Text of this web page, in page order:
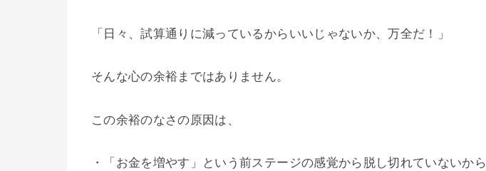
「日々、試算通りに減っているからいいじゃないか、万全だ！」
そんな心の余裕まではありません。
この余裕のなさの原因は、
・「お金を増やす」という前ステージの感覚から脱し切れていないから